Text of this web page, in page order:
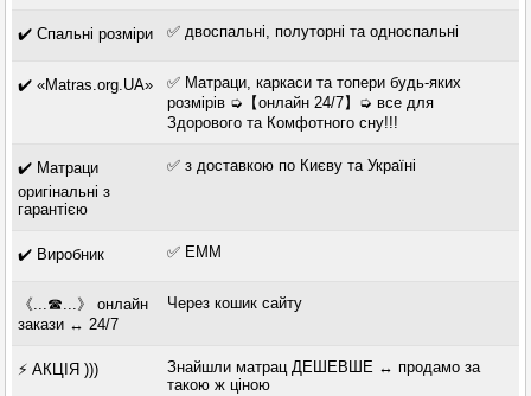
✔️ Спальні розміри ✅ двоспальні, полуторні та односпальні
✔️ «Matras.org.UA»
✅ Матраци, каркаси та топери будь-яких
розмірів ➭【онлайн 24/7】➭ все для
Здорового та Комфотного сну!!!
✔️ Матраци
оригінальні з
гарантією
✅ з доставкою по Києву та Україні
✔️ Виробник ✅ ЕММ
《...☎...》 онлайн
закази ↔ 24/7
Через кошик сайту
⚡ АКЦІЯ )))
Знайшли матрац ДЕШЕВШЕ ↔ продамо за
такою ж ціною